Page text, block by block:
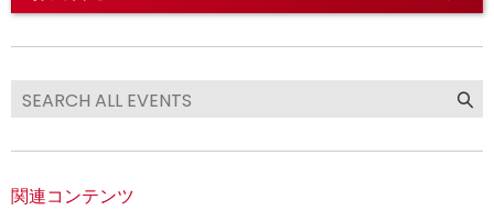
関連コンテンツ